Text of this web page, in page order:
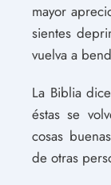
mayor
sientes
vuelva a
La Biblia
éstas se
cosas
de otras